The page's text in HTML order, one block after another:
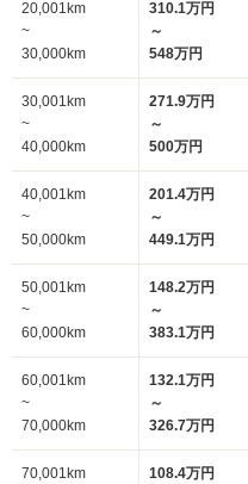
20,001km
~
30,000km
310.1万円
～
548万円
30,001km
~
40,000km
271.9万円
～
500万円
40,001km
~
50,000km
201.4万円
～
449.1万円
50,001km
~
60,000km
148.2万円
～
383.1万円
60,001km
~
70,000km
132.1万円
～
326.7万円
70,001km
108.4万円